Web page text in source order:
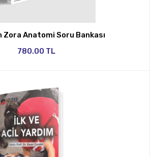
Zora Anatomi Soru Bankası
780.00 TL